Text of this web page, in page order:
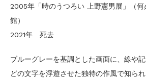
2005年「時のうつろい 上野憲男展」（
館）
2021年 死去
ブルーグレーを基調とした画面に、線や
どの文字を浮遊させた独特の作風で知られ